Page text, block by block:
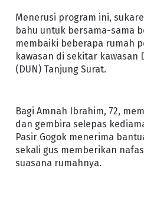
Menerusi program ini,
bahu untuk bersama-sama
membaiki beberapa rumah
kawasan di sekitar kawasan
(DUN) Tanjung Surat.
Bagi Amnah Ibrahim, 72,
dan gembira selepas
Pasir Gogok menerima
sekali gus memberikan
suasana rumahnya.